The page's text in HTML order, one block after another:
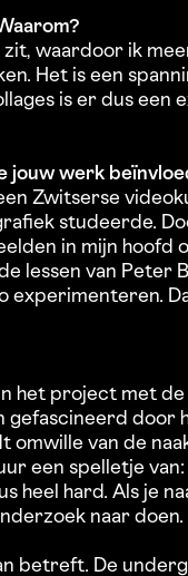
waardoor ik
Het is een
is er dus een
jouw werk
Zwitserse
studeerde.
in mijn hoofd
lessen van Peter
experimenteren.
het project met
gefascineerd door
van de
een spelletje
heel hard. Als je
naar doen.
betreft. De